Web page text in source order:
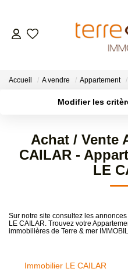
Accueil A vendre Appartement
Modifier les
Sélectionnez...
Type de bien
Achat / Vente
CAILAR -
LE
Sur notre site consultez les
LE CAILAR. Trouvez votre
immobilières de Terre & mer
Immobilier LE CAILAR